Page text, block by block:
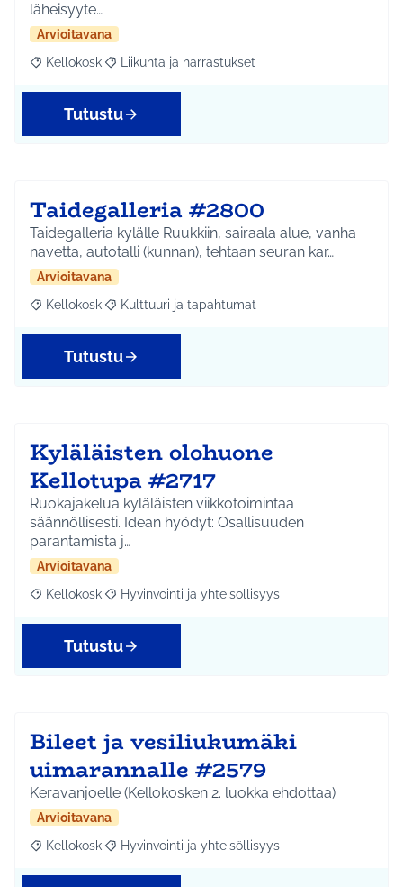
läheisyyte…
Arvioitavana
Rajaa tulokset aihepiirin mukaan: Kellokoski
Kellokoski Rajaa tulokset teeman mukaan: Liikunta ja
Liikunta ja harrastukset
Tutustu
Taidegalleria #2800
Taidegalleria kylälle Ruukkiin, sairaala alue, vanha
navetta, autotalli (kunnan), tehtaan seuran kar…
Arvioitavana
Rajaa tulokset aihepiirin mukaan: Kellokoski
Kellokoski Rajaa tulokset teeman mukaan: Kulttuuri ja
Kulttuuri ja tapahtumat
Tutustu
Kyläläisten olohuone
Kellotupa #2717
Ruokajakelua kyläläisten viikkotoimintaa
säännöllisesti. Idean hyödyt: Osallisuuden
parantamista j…
Arvioitavana
Rajaa tulokset aihepiirin mukaan: Kellokoski
Kellokoski Rajaa tulokset teeman mukaan: Hyvinvointi ja
Hyvinvointi ja yhteisöllisyys
Tutustu
Bileet ja vesiliukumäki
uimarannalle #2579
Keravanjoelle (Kellokosken 2. luokka ehdottaa)
Arvioitavana
Rajaa tulokset aihepiirin mukaan: Kellokoski
Kellokoski Rajaa tulokset teeman mukaan: Hyvinvointi ja
Hyvinvointi ja yhteisöllisyys